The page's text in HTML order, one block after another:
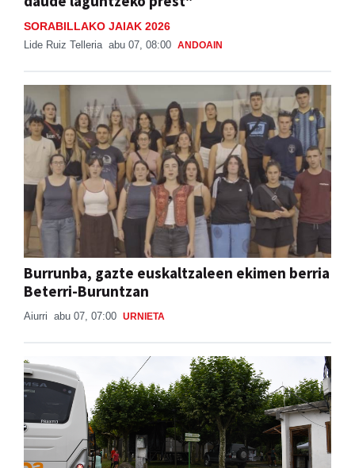
SORABILLAKO JAIAK 2026
Lide Ruiz Telleria abu 07, 08:00 ANDOAIN
Burrunba, gazte euskaltzaleen ekimen berria
Beterri-Buruntzan
Aiurri abu 07, 07:00 URNIETA